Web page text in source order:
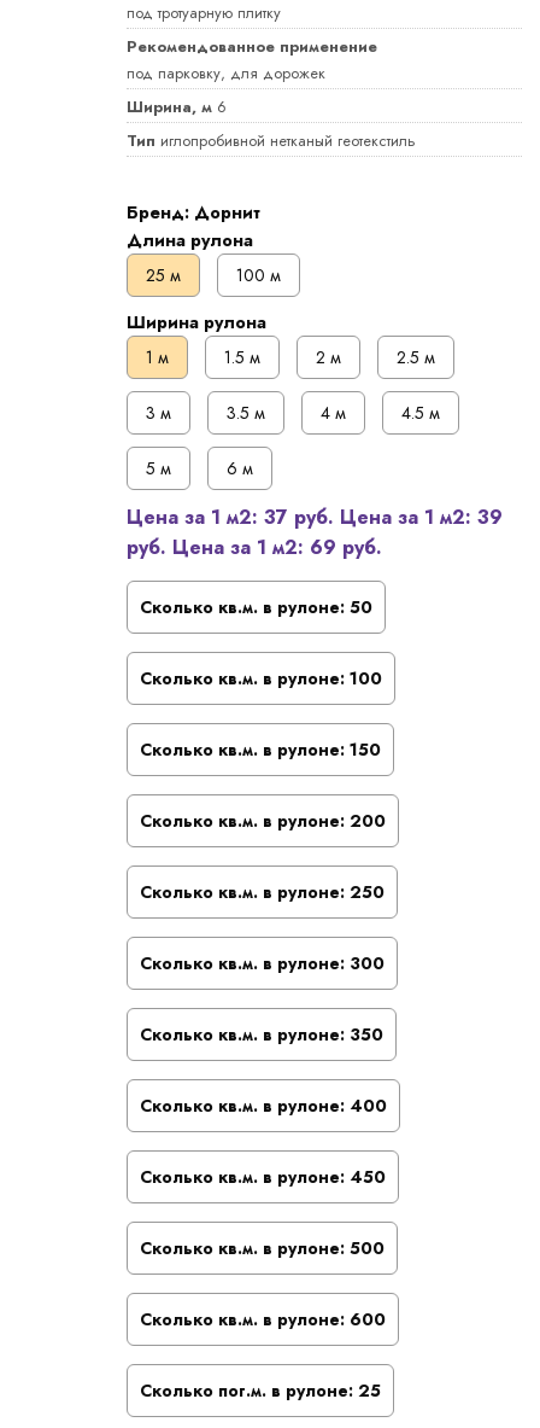
под тротуарную плитку
Рекомендованное применение
под парковку, для дорожек
Ширина, м 6
Тип иглопробивной нетканый геотекстиль
Бренд: Дорнит
Длина рулона
25 м
100 м
Ширина рулона
1 м
1.5 м 2 м 2.5 м
3 м 3.5 м 4 м 4.5 м
5 м 6 м
Цена за 1 м2: 37 руб. Цена за 1 м2: 39
руб. Цена за 1 м2: 69 руб.
Сколько кв.м. в рулоне: 50
Сколько кв.м. в рулоне: 100
Сколько кв.м. в рулоне: 150
Сколько кв.м. в рулоне: 200
Сколько кв.м. в рулоне: 250
Сколько кв.м. в рулоне: 300
Сколько кв.м. в рулоне: 350
Сколько кв.м. в рулоне: 400
Сколько кв.м. в рулоне: 450
Сколько кв.м. в рулоне: 500
Сколько кв.м. в рулоне: 600
Сколько пог.м. в рулоне: 25